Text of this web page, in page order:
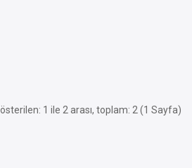
1 ile 2 arası, toplam: 2 (1 Sayfa)